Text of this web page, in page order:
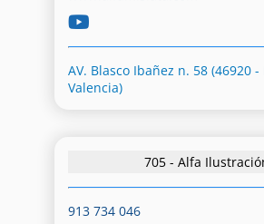
AV. Blasco Ibañez n. 58 (46920
Valencia)
705 - Alfa
913 734 046